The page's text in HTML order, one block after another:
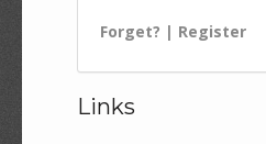
Forget? | Register
Links